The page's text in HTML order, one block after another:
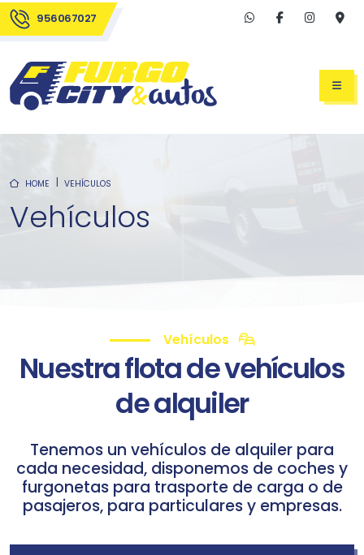
956067027
HOME VEHÍCULOS
Vehículos
Vehículos
Nuestra flota de vehículos
de alquiler
Tenemos un vehículos de alquiler para
cada necesidad, disponemos de coches y
furgonetas para trasporte de carga o de
pasajeros, para particulares y empresas.